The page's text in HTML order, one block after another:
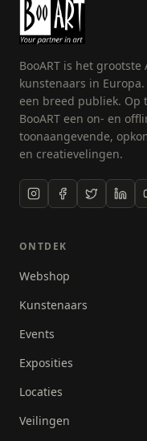
BooART is het
kunstenaars in
een breed publiek. Op
BooART een on- en
toonaangevende,
en creatievelingen.
ONTDEK
Webshop
Kunstenaars
Events
Exposities
Locaties
Veilingen